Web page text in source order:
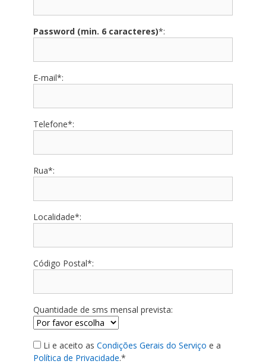
Password (min. 6 caracteres)*:
E-mail*:
Telefone*:
Rua*:
Localidade*:
Código Postal*:
Quantidade de sms mensal prevista:
Li e aceito as Condições Gerais do Serviço e a
Política de Privacidade.*